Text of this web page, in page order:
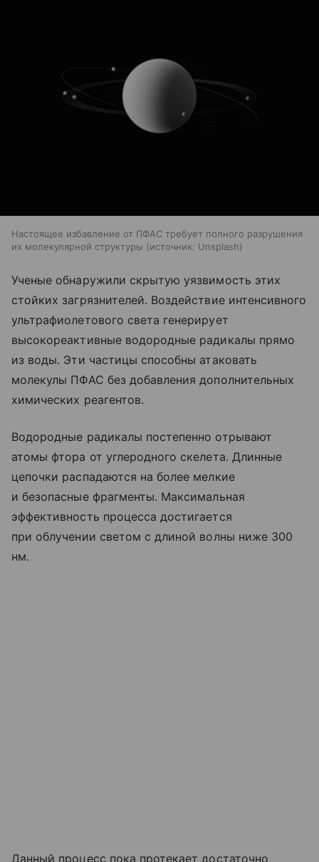
Настоящее избавление от ПФАС требует полного разрушения
их молекулярной структуры
источник: Unsplash
Ученые обнаружили скрытую уязвимость этих
стойких загрязнителей. Воздействие интенсивного
ультрафиолетового света генерирует
высокореактивные водородные радикалы прямо
из воды. Эти частицы способны атаковать
молекулы ПФАС без добавления дополнительных
химических реагентов.
Водородные радикалы постепенно отрывают
атомы фтора от углеродного скелета. Длинные
цепочки распадаются на более мелкие
и безопасные фрагменты. Максимальная
эффективность процесса достигается
при облучении светом с длиной волны ниже 300
нм.
Данный процесс пока протекает достаточно